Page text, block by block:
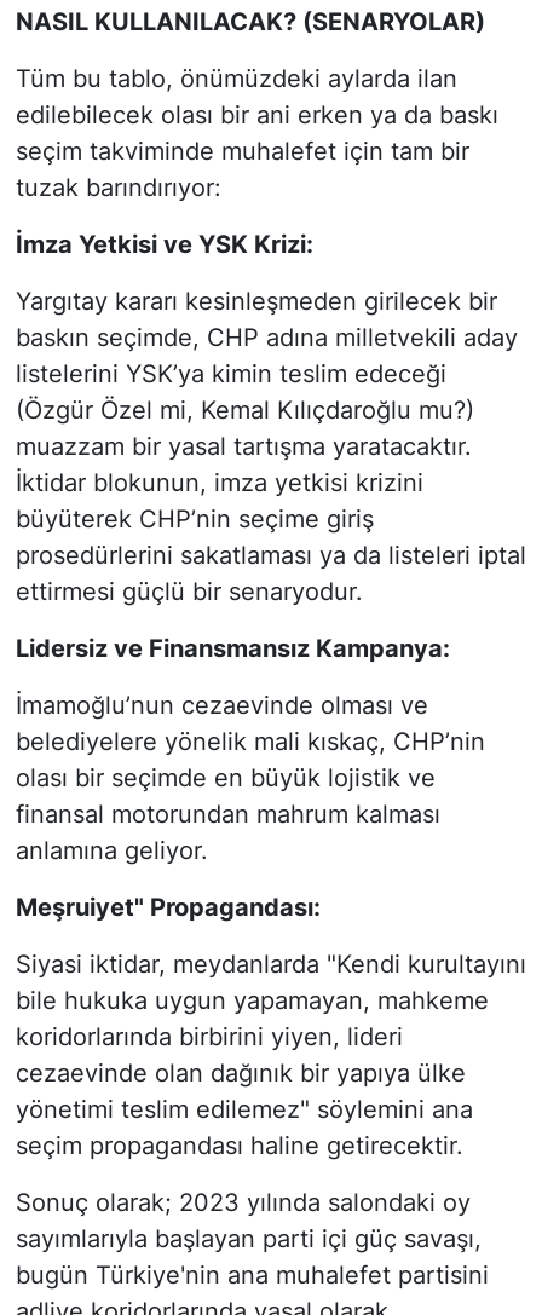
NASIL KULLANILACAK? (SENARYOLAR)
Tüm bu tablo, önümüzdeki aylarda ilan
edilebilecek olası bir ani erken ya da baskı
seçim takviminde muhalefet için tam bir
tuzak barındırıyor:
İmza Yetkisi ve YSK Krizi:
Yargıtay kararı kesinleşmeden girilecek bir
baskın seçimde, CHP adına milletvekili aday
listelerini YSK’ya kimin teslim edeceği
(Özgür Özel mi, Kemal Kılıçdaroğlu mu?)
muazzam bir yasal tartışma yaratacaktır.
İktidar blokunun, imza yetkisi krizini
büyüterek CHP’nin seçime giriş
prosedürlerini sakatlaması ya da listeleri iptal
ettirmesi güçlü bir senaryodur.
Lidersiz ve Finansmansız Kampanya:
İmamoğlu’nun cezaevinde olması ve
belediyelere yönelik mali kıskaç, CHP’nin
olası bir seçimde en büyük lojistik ve
finansal motorundan mahrum kalması
anlamına geliyor.
Meşruiyet" Propagandası:
Siyasi iktidar, meydanlarda "Kendi kurultayını
bile hukuka uygun yapamayan, mahkeme
koridorlarında birbirini yiyen, lideri
cezaevinde olan dağınık bir yapıya ülke
yönetimi teslim edilemez" söylemini ana
seçim propagandası haline getirecektir.
Sonuç olarak; 2023 yılında salondaki oy
sayımlarıyla başlayan parti içi güç savaşı,
bugün Türkiye'nin ana muhalefet partisini